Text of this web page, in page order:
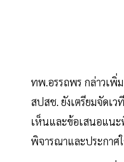
ทพ.อรรถพร กล่าวเพิ่
สปสช. ยังเตรียมจัดเ
เห็นและข้อเสนอแนะ
พิจารณาและประกาศ